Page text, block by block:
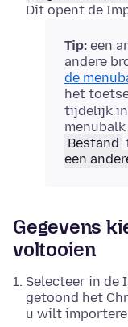
Dit opent de
Tip: een
andere
de
het
tijdelijk in
Bestand
een
Gegevens
voltooien
Selecteer in de
getoond het
u wilt